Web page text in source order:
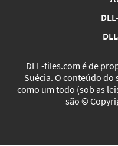
DLL‑files.com é de
Suécia. O conteúdo do
como um todo (sob as
são ©